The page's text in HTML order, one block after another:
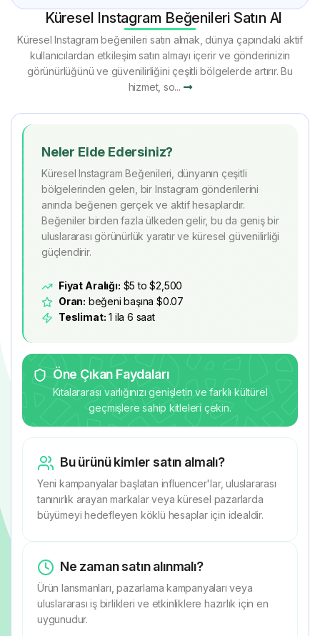
Küresel Instagram Beğenileri Satın Al
Küresel Instagram beğenileri satın almak, dünya çapındaki aktif
kullanıcılardan etkileşim satın almayı içerir ve gönderinizin
görünürlüğünü ve güvenilirliğini çeşitli bölgelerde artırır. Bu
hizmet, so...
Neler Elde Edersiniz?
Küresel Instagram Beğenileri, dünyanın çeşitli
bölgelerinden gelen, bir Instagram gönderilerini
anında beğenen gerçek ve aktif hesaplardır.
Beğeniler birden fazla ülkeden gelir, bu da geniş bir
uluslararası görünürlük yaratır ve küresel güvenilirliği
güçlendirir.
Fiyat Aralığı: $5 to $2,500
Oran: beğeni başına $0.07
Teslimat: 1 ila 6 saat
Öne Çıkan Faydaları
Kıtalararası varlığınızı genişletin ve farklı kültürel
geçmişlere sahip kitleleri çekin.
Bu ürünü kimler satın almalı?
Yeni kampanyalar başlatan influencer'lar, uluslararası
tanınırlık arayan markalar veya küresel pazarlarda
büyümeyi hedefleyen köklü hesaplar için idealdir.
Ne zaman satın alınmalı?
Ürün lansmanları, pazarlama kampanyaları veya
uluslararası iş birlikleri ve etkinliklere hazırlık için en
uygunudur.